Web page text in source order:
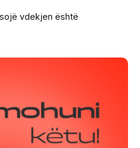
vdekjen është